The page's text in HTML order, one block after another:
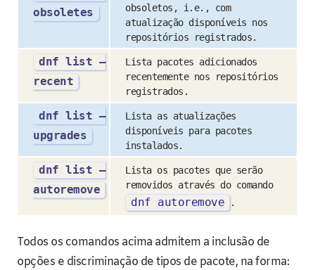
obsoletes
obsoletos, i.e., com
atualização disponíveis nos
repositórios registrados.
dnf list –
recent
Lista pacotes adicionados
recentemente nos repositórios
registrados.
dnf list –
upgrades
Lista as atualizações
disponíveis para pacotes
instalados.
dnf list –
autoremove
Lista os pacotes que serão
removidos através do comando
dnf autoremove .
Todos os comandos acima admitem a inclusão de
opções e discriminação de tipos de pacote, na forma: